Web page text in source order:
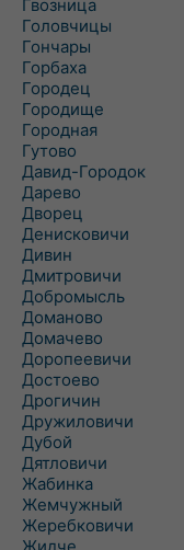
Гвозница
Головчицы
Гончары
Горбаха
Городец
Городище
Городная
Гутово
Давид-Городок
Дарево
Дворец
Денисковичи
Дивин
Дмитровичи
Добромысль
Доманово
Домачево
Доропеевичи
Достоево
Дрогичин
Дружиловичи
Дубой
Дятловичи
Жабинка
Жемчужный
Жеребковичи